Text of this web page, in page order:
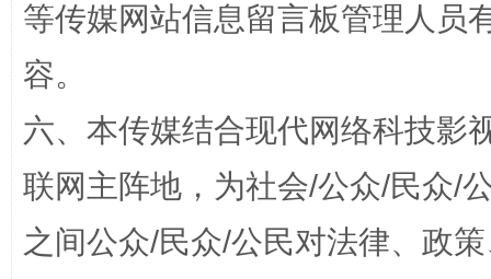
“蜀中异人”王建安的艺术幻境
等传媒网站信息留言板管理人员
容。
六、本传媒结合现代网络科技影
联网主阵地，为社会/公众/民众/
之间公众/民众/公民对法律、政